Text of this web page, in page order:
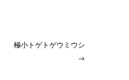
極小トゲトゲウミウシ
→